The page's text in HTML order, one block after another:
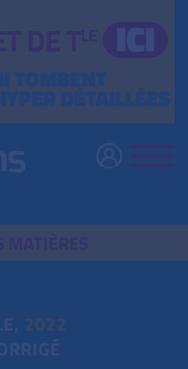
2022